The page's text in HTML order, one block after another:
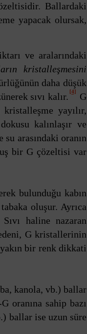
Ballardaki
yapacak olursak,
ve aralarındaki
kristalleşmesini
daha düşük
sıvı kalır. [4]
G
yayılır,
kalınlaşır ve
arasındaki oranın
bir G çözeltisi var
bulunduğu kabın
oluşur. Ayrıca
Sıvı haline nazaran
G kristallerinin
bir renk dikkati
kanola, vb.) ballar
oranına sahip bazı
ballar ise uzun süre